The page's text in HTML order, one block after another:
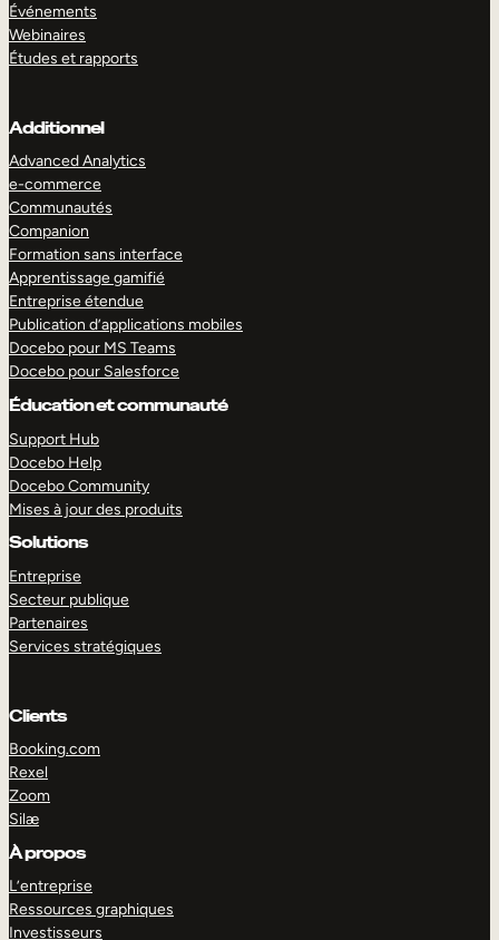
Événements
Webinaires
Études et rapports
Additionnel
Advanced Analytics
e-commerce
Communautés
Companion
Formation sans interface
Apprentissage gamifié
Entreprise étendue
Publication d’applications mobiles
Docebo pour MS Teams
Docebo pour Salesforce
Éducation et communauté
Support Hub
Docebo Help
Docebo Community
Mises à jour des produits
Solutions
Entreprise
Secteur publique
Partenaires
Services stratégiques
Clients
Booking.com
Rexel
Zoom
Silæ
À propos
L’entreprise
Ressources graphiques
Investisseurs